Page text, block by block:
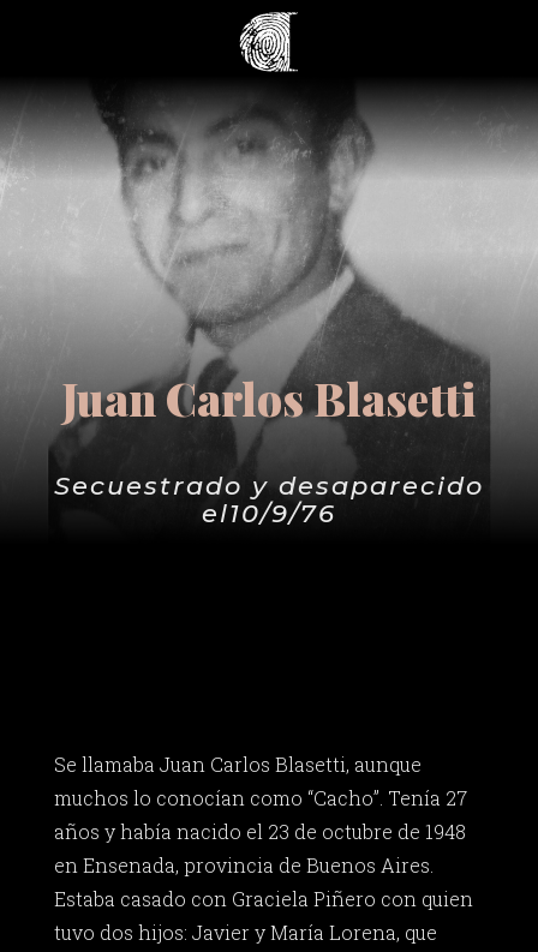
Juan Carlos Blasetti
Secuestrado y desaparecido
el10/9/76
Se llamaba Juan Carlos Blasetti, aunque
muchos lo conocían como “Cacho”. Tenía 27
años y había nacido el 23 de octubre de 1948
en Ensenada, provincia de Buenos Aires.
Estaba casado con Graciela Piñero con quien
tuvo dos hijos: Javier y María Lorena, que